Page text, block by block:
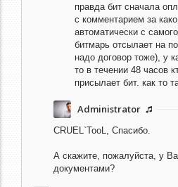
правда бит сначала
с комментарием за
автоматически с
битмарь отсылает на
надо договор тоже), у
то в течении 48 часов
присылает бит. как то
Administrator
CRUEL`TooL, Спасибо.
А скажите, пожалуйста, у
документами?